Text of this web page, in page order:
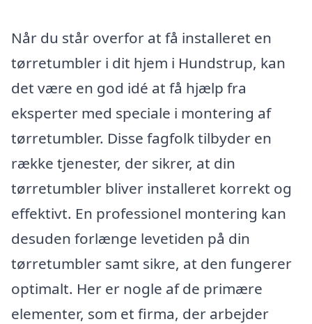
Når du står overfor at få installeret en
tørretumbler i dit hjem i Hundstrup, kan
det være en god idé at få hjælp fra
eksperter med speciale i montering af
tørretumbler. Disse fagfolk tilbyder en
række tjenester, der sikrer, at din
tørretumbler bliver installeret korrekt og
effektivt. En professionel montering kan
desuden forlænge levetiden på din
tørretumbler samt sikre, at den fungerer
optimalt. Her er nogle af de primære
elementer, som et firma, der arbejder